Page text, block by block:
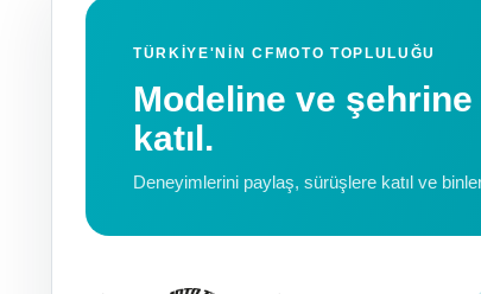
TÜRKIYE'NIN CFMOTO TOPLULUĞU
Modeline ve
katıl.
Deneyimlerini paylaş, sürüşlere katıl ve